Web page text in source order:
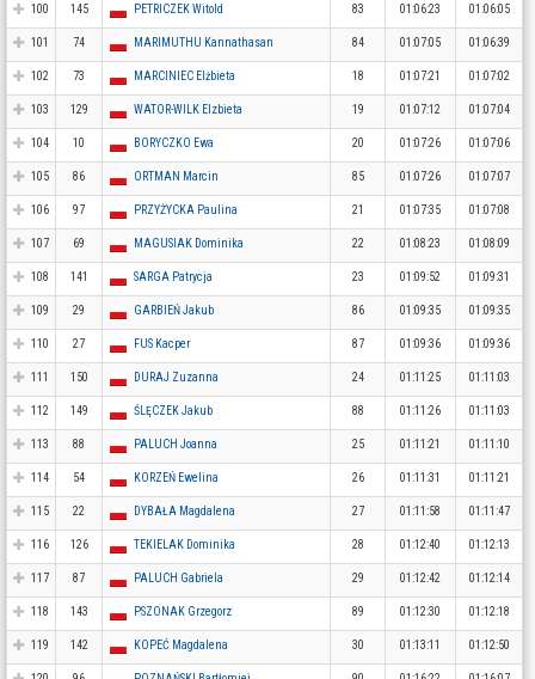
100 145 PETRICZEK Witold 83 01:06:23 01:06:05
101 74 MARIMUTHU Kannathasan 84 01:07:05 01:06:39
102 73 MARCINIEC Elżbieta 18 01:07:21 01:07:02
103 129 WATOR-WILK Elzbieta 19 01:07:12 01:07:04
104 10 BORYCZKO Ewa 20 01:07:26 01:07:06
105 86 ORTMAN Marcin 85 01:07:26 01:07:07
106 97 PRZYŻYCKA Paulina 21 01:07:35 01:07:08
107 69 MAGUSIAK Dominika 22 01:08:23 01:08:09
108 141 SARGA Patrycja 23 01:09:52 01:09:31
109 29 GARBIEŃ Jakub 86 01:09:35 01:09:35
110 27 FUS Kacper 87 01:09:36 01:09:36
111 150 DURAJ Zuzanna 24 01:11:25 01:11:03
112 149 ŚLĘCZEK Jakub 88 01:11:26 01:11:03
113 88 PALUCH Joanna 25 01:11:21 01:11:10
114 54 KORZEŃ Ewelina 26 01:11:31 01:11:21
115 22 DYBAŁA Magdalena 27 01:11:58 01:11:47
116 126 TEKIELAK Dominika 28 01:12:40 01:12:13
117 87 PALUCH Gabriela 29 01:12:42 01:12:14
118 143 PSZONAK Grzegorz 89 01:12:30 01:12:18
119 142 KOPEĆ Magdalena 30 01:13:11 01:12:50